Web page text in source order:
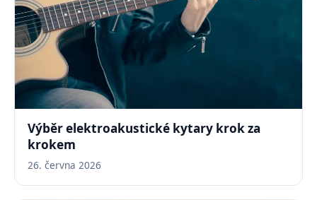
Výběr elektroakustické kytary krok za
krokem
26. června 2026